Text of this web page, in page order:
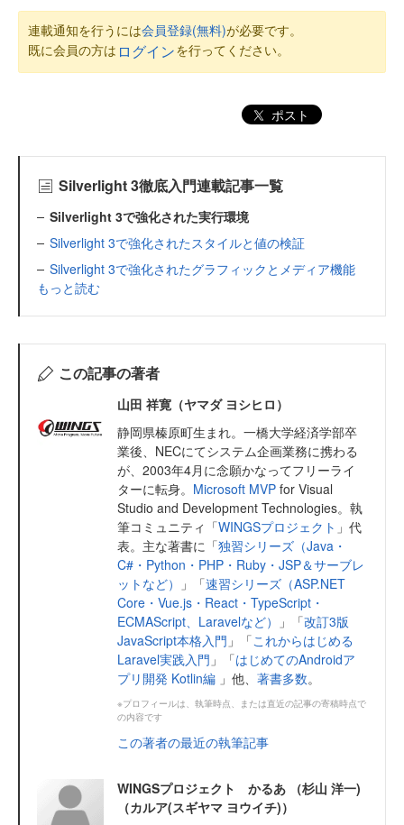
連載通知を行うには会員登録(無料)が必要です。
既に会員の方は ログインを行ってください。
ポスト
Silverlight 3徹底入門連載記事一覧
Silverlight 3で強化された実行環境
Silverlight 3で強化されたスタイルと値の検証
Silverlight 3で強化されたグラフィックとメディア機能
もっと読む
この記事の著者
山田 祥寛（ヤマダ ヨシヒロ）
静岡県榛原町生まれ。一橋大学経済学部卒
業後、NECにてシステム企画業務に携わる
が、2003年4月に念願かなってフリーライ
ターに転身。 Microsoft MVP for Visual
Studio and Development Technologies。執
筆コミュニティ「WINGSプロジェクト 」代
表。主な著書に「独習シリーズ（Java・
C#・Python・PHP・Ruby・JSP＆サーブレ
ットなど）
」「速習シリーズ（ASP.NET
Core・Vue.js・React・TypeScript・
ECMAScript、Laravelなど）
」「改訂3版
JavaScript本格入門 」「これからはじめる
Laravel実践入門 」「はじめてのAndroidア
プリ開発 Kotlin編 」他、 著書多数。
※プロフィールは、執筆時点、または直近の記事の寄稿時点で
の内容です
この著者の最近の執筆記事
WINGSプロジェクト かるあ （杉山 洋一)
（カルア(スギヤマ ヨウイチ)）